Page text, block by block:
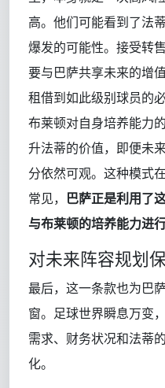
高。他们可能看到了法
爆发的可能性。接受转
要与巴萨共享未来的增
租借到如此级别球员的
布莱顿对自身培养能力
升法蒂的价值，即便未
分依然可观。这种模式
常见， 巴萨正是利用了
与布莱顿的培养能力进
对未来阵容规划
最后，这一条款也为巴
窗。足球世界瞬息万变
需求、财务状况和法蒂
化。